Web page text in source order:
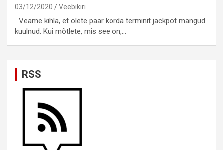
03/12/2020 Veebikiri
Veame kihla, et olete paar korda terminit jackpot mängud
kuulnud. Kui mõtlete, mis see on,…
RSS